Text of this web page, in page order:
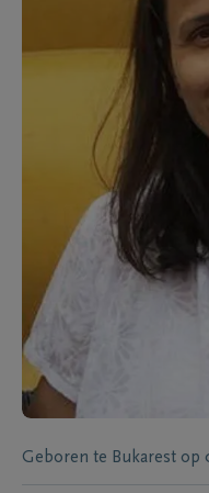
Geboren te Bukarest op